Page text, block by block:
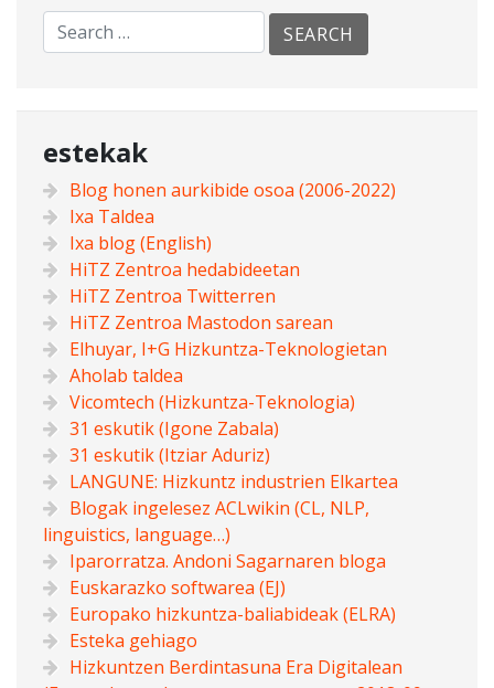
estekak
Blog honen aurkibide osoa (2006-2022)
Ixa Taldea
Ixa blog (English)
HiTZ Zentroa hedabideetan
HiTZ Zentroa Twitterren
HiTZ Zentroa Mastodon sarean
Elhuyar, I+G Hizkuntza-Teknologietan
Aholab taldea
Vicomtech (Hizkuntza-Teknologia)
31 eskutik (Igone Zabala)
31 eskutik (Itziar Aduriz)
LANGUNE: Hizkuntz industrien Elkartea
Blogak ingelesez ACLwikin (CL, NLP,
linguistics, language…)
Iparorratza. Andoni Sagarnaren bloga
Euskarazko softwarea (EJ)
Europako hizkuntza-baliabideak (ELRA)
Esteka gehiago
Hizkuntzen Berdintasuna Era Digitalean